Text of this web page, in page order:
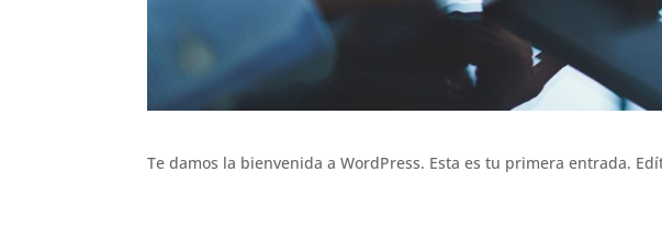
Te damos la bienvenida a WordPress. Esta es tu primera entrada.